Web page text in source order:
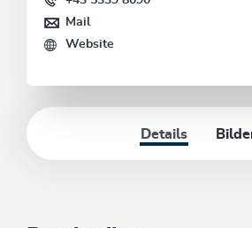
Details
Mail
Website